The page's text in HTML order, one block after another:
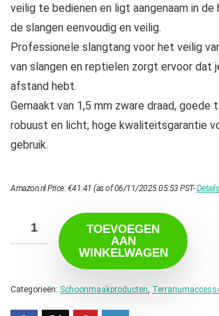
veilig te bedienen en ligt aangenaam in de
de slangen eenvoudig en veilig.
Professionele slangtang voor het veilig
van slangen en reptielen zorgt ervoor dat
afstand hebt.
Gemaakt van 1,5 mm zware draad, goede
robuust en licht, hoge kwaliteitsgarantie
gebruik.
Amazon.nl Price:€41.41 (as of 06/11/2025 05:53 PST-Details
TOEVOEGEN
AAN
WINKELWAGEN
Categorieën: Schoonmaakproducten